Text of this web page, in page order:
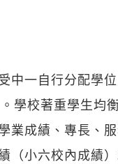
中一自行分配學
學校著重學生均
業成績、專長、
（小六校內成績